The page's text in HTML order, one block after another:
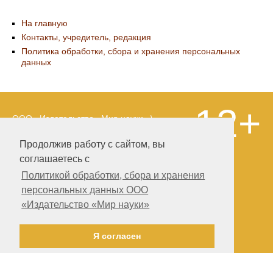
Продолжив работу с сайтом, вы
соглашаетесь с
Политикой обработки, сбора и хранения
персональных данных ООО
«Издательство «Мир науки»
Я согласен
На главную
Контакты, учредитель, редакция
Политика обработки, сбора и хранения персональных
данных
ООО «Издательство «Мир науки» \
LLC Материалы, размещенные на сайте,
охраняются Законом о защите авторских
прав. Публикация любых материалов
этого сайта запрещена без
предварительного согласования с
издательством. Авторские права на
размещенные на сайте научные
Александр Павлов, pavlov@mir-nauki.com
12+